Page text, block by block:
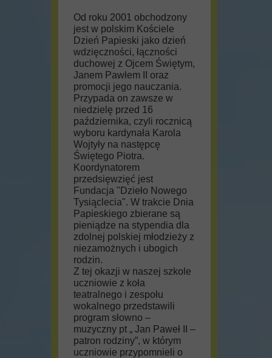
Od roku 2001 obchodzony
jest w polskim Kościele
Dzień Papieski jako dzień
wdzięczności, łączności
duchowej z Ojcem Świętym,
Janem Pawłem II oraz
promocji jego nauczania.
Przypada on zawsze w
niedzielę przed 16
października, czyli rocznicą
wyboru kardynała Karola
Wojtyły na następcę
Świętego Piotra.
Koordynatorem
przedsięwzięć jest
Fundacja "Dzieło Nowego
Tysiąclecia". W trakcie Dnia
Papieskiego zbierane są
pieniądze na stypendia dla
zdolnej polskiej młodzieży z
niezamożnych i ubogich
rodzin.
Z tej okazji w naszej szkole
uczniowie z koła
teatralnego i zespołu
wokalnego przedstawili
program słowno –
muzyczny pt „ Jan Paweł II –
patron rodziny”, w którym
uczniowie przypomnieli o